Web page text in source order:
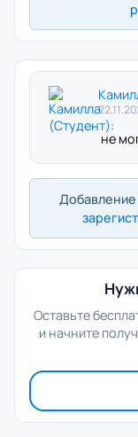
не
Добавление
Оставьте
и начните